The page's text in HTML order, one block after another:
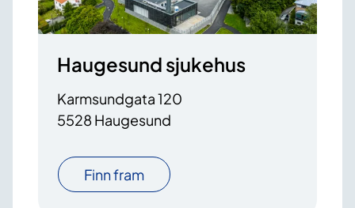
Haugesund sjukehus
Karmsundgata 120
5528 Haugesund
Finn fram